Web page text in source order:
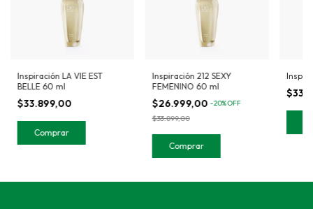
Inspiración LA VIE EST
BELLE 60 ml
$33.899,00
Inspiración 212 SEXY
FEMENINO 60 ml
$26.999,00-20%OFF
$33.899,00